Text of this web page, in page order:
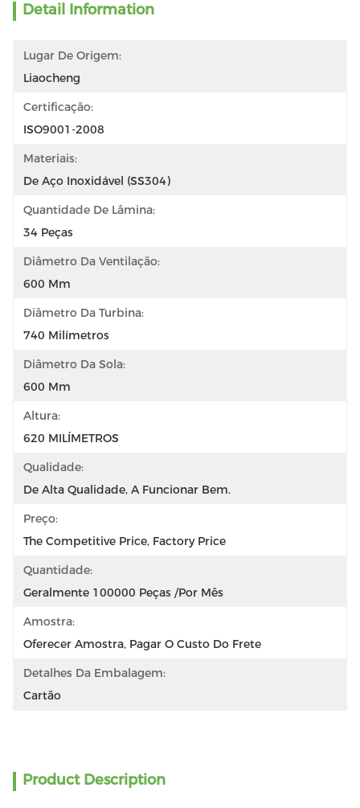
Detail Information
Lugar De Origem:
Liaocheng
Certificação:
ISO9001-2008
Materiais:
De Aço Inoxidável (SS304)
Quantidade De Lâmina:
34 Peças
Diâmetro Da Ventilação:
600 Mm
Diâmetro Da Turbina:
740 Milímetros
Diâmetro Da Sola:
600 Mm
Altura:
620 MILÍMETROS
Qualidade:
De Alta Qualidade, A Funcionar Bem.
Preço:
The Competitive Price, Factory Price
Quantidade:
Geralmente 100000 Peças /por Mês
Amostra:
Oferecer Amostra, Pagar O Custo Do Frete
Detalhes Da Embalagem:
Cartão
Product Description